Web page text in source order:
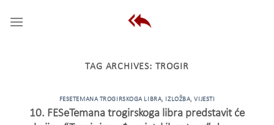
TAG ARCHIVES: TROGIR
FESETEMANA TROGIRSKOGA LIBRA, IZLOŽBA,VIJESTI
10. FESeTemana trogirskoga libra predstavit će